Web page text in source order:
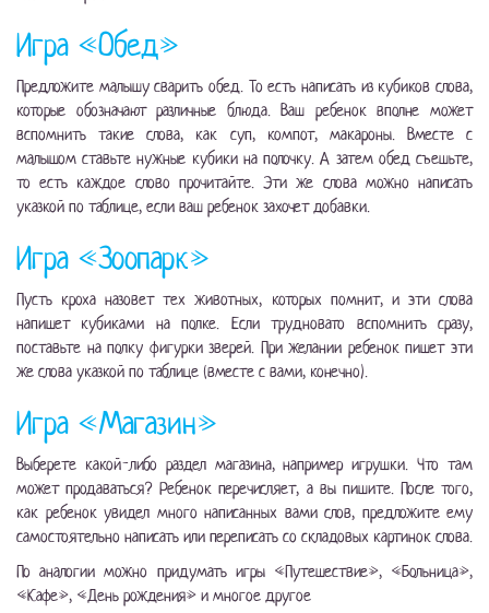
Игра «Обед»
Предложите малышу сварить обед. То есть написать из кубиков слова,
которые обозначают различные блюда. Ваш ребенок вполне может
вспомнить такие слова, как суп, компот, макароны. Вместе с
малышом ставьте нужные кубики на полочку. А затем обед съешьте,
то есть каждое слово прочитайте. Эти же слова можно написать
указкой по таблице, если ваш ребенок захочет добавки.
Игра «Зоопарк»
Пусть кроха назовет тех животных, которых помнит, и эти слова
напишет кубиками на полке. Если трудновато вспомнить сразу,
поставьте на полку фигурки зверей. При желании ребенок пишет эти
же слова указкой по таблице (вместе с вами, конечно).
Игра «Магазин»
Выберете какой-либо раздел магазина, например игрушки. Что там
может продаваться? Ребенок перечисляет, а вы пишите. После того,
как ребенок увидел много написанных вами слов, предложите ему
самостоятельно написать или переписать со складовых картинок слова.
По аналогии можно придумать игры «Путешествие», «Больница»,
«Кафе», «День рождения» и многое другое